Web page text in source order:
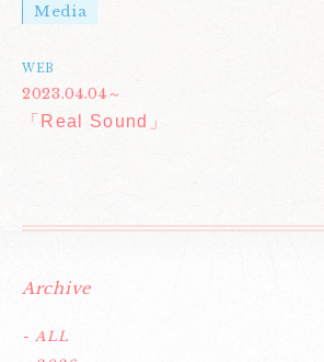
Media
WEB
2023.04.04～
「Real Sound」
Archive
- ALL